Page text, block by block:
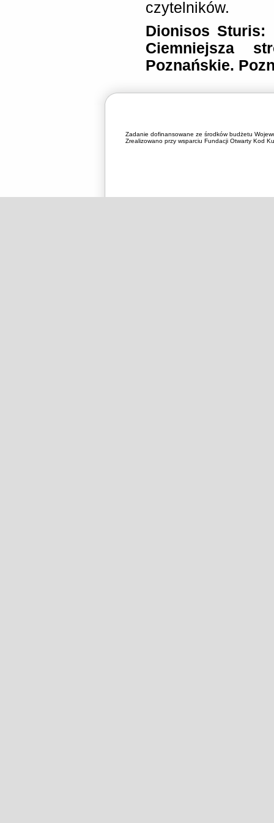
czytelników.
Dionisos Sturis:
Ciemniejsza
Poznańskie.
Zadanie dofinansowane ze środków budżetu
Zrealizowano przy wsparciu Fundacji Otwarty Kod